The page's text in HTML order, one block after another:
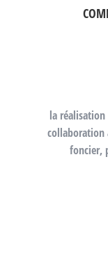
la
collaboration
foncier,